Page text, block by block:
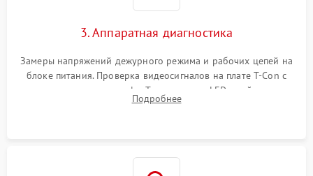
3. Аппаратная диагностика
Замеры напряжений дежурного режима и рабочих цепей на
блоке питания. Проверка видеосигналов на плате T-Con с
помощью осциллографа. Тестирование LED-драйвера и
светодиодных планок подсветки мультиметром.
Подробнее